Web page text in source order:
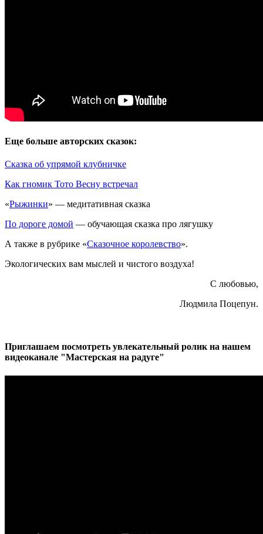
Еще больше авторских сказок:
Сказка об упрямой клубничке
Как гномик Тото Весну встречал
«Рыжинки» — медитативная сказка
По дороге домой — обучающая сказка про лягушку
А также в рубрике «Сказочное королевство».
Экологических вам мыслей и чистого воздуха!
С любовью,
Людмила Поцепун.
Приглашаем посмотреть увлекательный ролик на нашем
видеоканале "Мастерская на радуге"